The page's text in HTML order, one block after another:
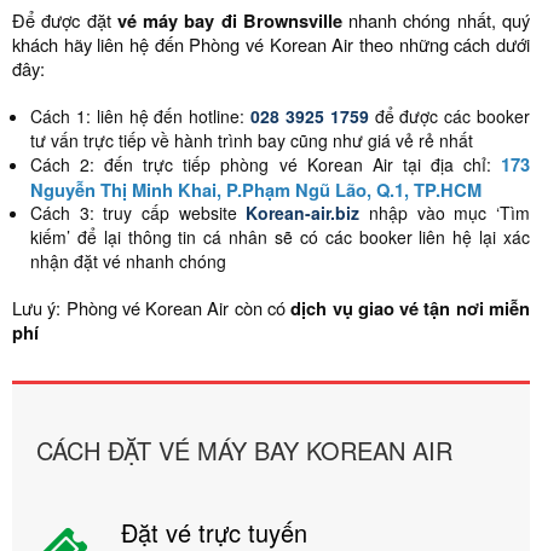
Để được đặt vé máy bay đi Brownsvillenhanh chóng nhất, quý
khách hãy liên hệ đến Phòng vé Korean Air theo những cách dưới
đây:
Cách 1: liên hệ đến hotline: 028 3925 1759 để được các booker
tư vấn trực tiếp về hành trình bay cũng như giá vẻ rẻ nhất
Cách 2: đến trực tiếp phòng vé Korean Air tại địa chỉ: 173
Nguyễn Thị Minh Khai, P.Phạm Ngũ Lão, Q.1, TP.HCM
Cách 3: truy cấp website Korean-air.biz nhập vào mục ‘Tìm
kiếm’ để lại thông tin cá nhân sẽ có các booker liên hệ lại xác
nhận đặt vé nhanh chóng
Lưu ý: Phòng vé Korean Air còn códịch vụ giao vé tận nơi miễn
phí
CÁCH ĐẶT VÉ MÁY BAY KOREAN AIR
Đặt vé trực tuyến